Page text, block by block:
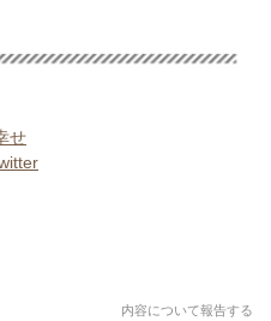
せ
内容について報告する